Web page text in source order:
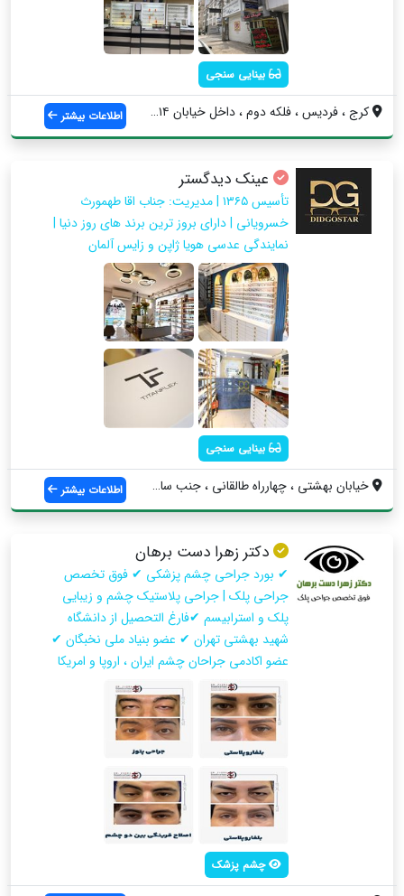
بینایی سنجی
کرج ، فردیس ، فلکه دوم ، داخل خیابان ۱۴ ... اطلاعات بیشتر
عینک دیدگستر
تأسیس ١٣٦٥ | مدیریت: جناب اقا طهمورث
خسرویانی | دارای بروز ترین برند های روز دنیا |
نمایندگی عدسی هویا ژاپن و زایس آلمان
بینایی سنجی
خيابان بهشتي ، چهارراه طالقاني ، جنب ساخ... اطلاعات بیشتر
دکتر زهرا دست برهان
✔ بورد جراحی چشم پزشکی ✔ فوق تخصص
جراحی پلک | جراحی پلاستیک چشم و زیبایی
پلک و استرابیسم ✔فارغ التحصیل از دانشگاه
شهید بهشتی تهران ✔ عضو بنیاد ملی نخبگان ✔
عضو اکادمی جراحان چشم ایران ، اروپا و امریکا
چشم پزشک